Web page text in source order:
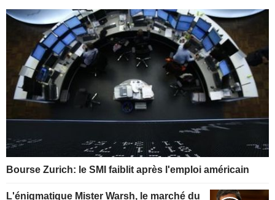
Bourse Zurich: le SMI faiblit après l'emploi américain
L'énigmatique Mister Warsh, le marché du